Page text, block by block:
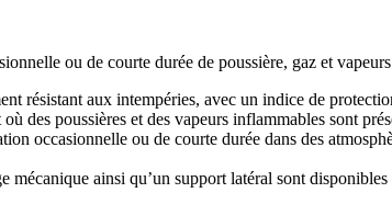
ou de courte durée de poussière, gaz et
résistant aux intempéries, avec un indice de
des poussières et des vapeurs inflammables sont
occasionnelle ou de courte durée dans des
ainsi qu’un support latéral sont disponibles